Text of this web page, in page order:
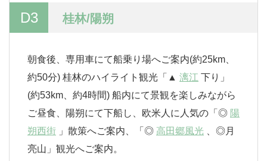
D3 桂林/陽朔
朝食後、専用車にて船乗り場へご案内(約25km、
約50分) 桂林のハイライト観光「▲ 漓江 下り」
(約53km、約4時間) 船内にて景観を楽しみながら
ご昼食、陽朔にて下船し、欧米人に人気の「◎ 陽
朔西街 」散策へご案内、「◎ 高田郷風光 、◎月
亮山」観光へご案内。